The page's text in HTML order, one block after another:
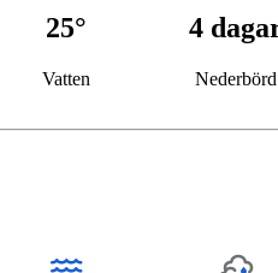
25°
Vatten
4
Nederbörd